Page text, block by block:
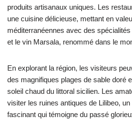
produits artisanaux uniques. Les
une cuisine délicieuse, mettant en
méditerranéennes avec des
et le vin Marsala, renommé dans le
En explorant la région, les visiteurs
des magnifiques plages de sable doré
soleil chaud du littoral sicilien. Les
visiter les ruines antiques de Lilibeo,
fascinant qui témoigne du passé